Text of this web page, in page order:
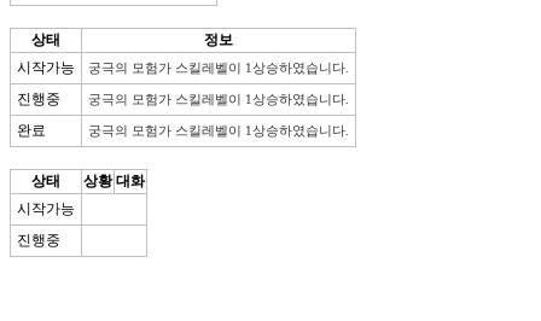
상태
정보
시작가능
궁극의 모험가 스킬레벨이 1상승하였습니다.
진행중 궁극의 모험가 스킬레벨이 1상승하였습니다.
완료 궁극의 모험가 스킬레벨이 1상승하였습니다.
상태 상황 대화
시작가능
진행중